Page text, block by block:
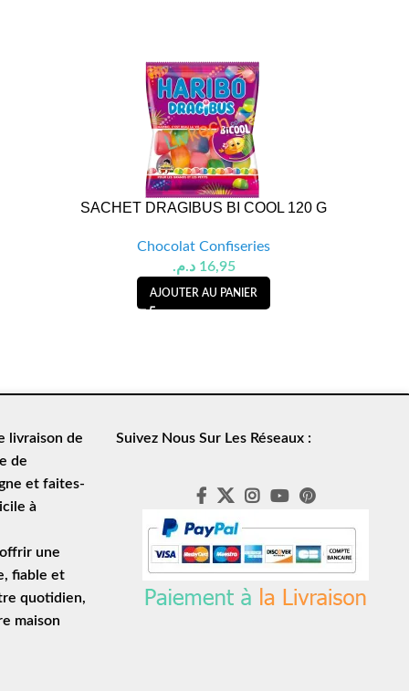
SACHET DRAGIBUS BI COOL 120 G
Chocolat Confiseries
16,95 د.م.
AJOUTER AU PANIER
livraison de
de
et faites-
à
une
, fiable et
quotidien,
maison
Suivez Nous Sur Les Réseaux :